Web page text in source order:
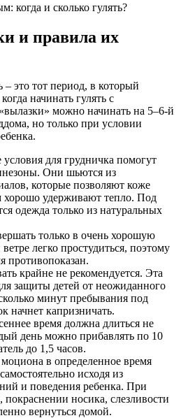
когда и сколько гулять?
и правила их
это тот период, в который
начинать гулять с
можно начинать на 5–6-й
но только при условии
для грудничка помогут
Они шьются из
которые позволяют коже
хорошо удерживают тепло. Под
одежда только из натуральных
только в очень хорошую
легко простудиться, поэтому
противопоказан.
крайне не рекомендуется. Эта
защиты детей от неожиданного
минут пребывания под
начнет капризничать.
время должна длиться не
день можно прибавлять по 10
до 1,5 часов.
в определенное время
исходя из
и поведения ребенка. При
покраснении носика, слезливости
вернуться домой.